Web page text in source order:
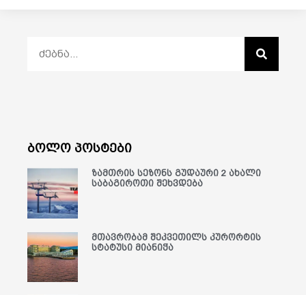
ბოლო პოსტები
ზამთრის სეზონს გუდაური 2 ახალი
საბაგიროთი შეხვდება
მთავრობამ შეკვეთილს კურორტის
სტატუსი მიანიჭა